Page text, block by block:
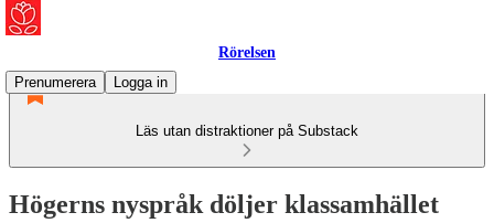
Rörelsen
Prenumerera
Logga in
Läs utan distraktioner på Substack
Högerns nyspråk döljer klassamhället